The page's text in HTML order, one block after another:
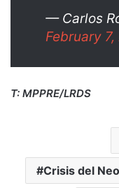
— Carlos
February
T: MPPRE/LRDS
Crisis del